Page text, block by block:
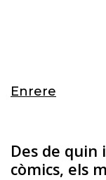
Enrere
Des de
còmics, els